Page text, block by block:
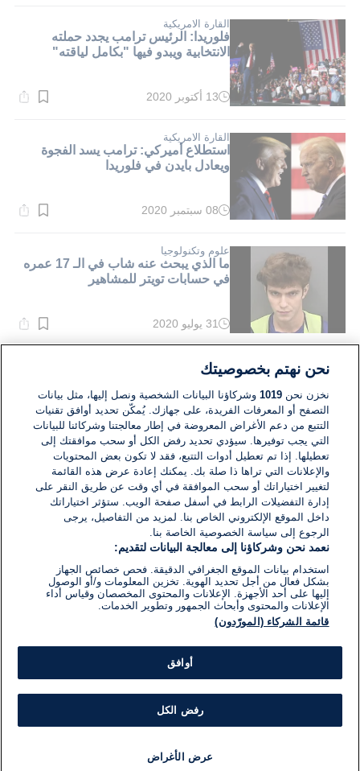
دقيقة.
القارة الامريكية
فلوريدا: الرئيس ترامب يجدد حملته
الانتخابية ويبدو فيها "بكامل لياقته"
وقت
دقيقة.
13 أكتوبر 2020
القارة الامريكية
استطلاع أميركي: ترامب يسد الفجوة
ويعادل بايدن في فلوريدا
وقت
دقيقة.
08 سبتمبر 2020
علوم وتكنولوجيا
ما الذي يبحث عنه شاب في الـ 17 عمره
في حسابات تويتر للمشاهير
وقت
دقيقة.
31 يوليو 2020
القارة الامريكية
السعودي منفذ الهجوم في قاعدة اميركية
وصف الولايات المتحدة بأنها "دولة شر"
وقت
القراءة:
1}
دقيقة.
07 ديسمبر 2019
نحن نهتم بخصوصيتك
نخزن نحن1019 وشركاؤنا البيانات الشخصية ونصل إليها، مثل بيانات
التصفح أو المعرفات الفريدة، على جهازك. يُمكّن تحديد أوافق تقنيات
التتبع من دعم الأغراض المعروضة في إطار معالجتنا وشركائنا للبيانات
التي يجب توفيرها. سيؤدي تحديد رفض الكل أو سحب موافقتك إلى
تعطيلها. إذا تم تعطيل أدوات التتبع، فقد لا تكون بعض المحتويات
والإعلانات التي تراها ذا صلة بك. يمكنك إعادة عرض هذه القائمة
لتغيير اختياراتك أو سحب الموافقة في أي وقت عن طريق النقر على
إدارة التفضيلات الرابط في أسفل صفحة الويب. ستؤثر اختياراتك
داخل الموقع الإلكتروني الخاص بنا. لمزيد من التفاصيل، يرجى
الرجوع إلى سياسة الخصوصية الخاصة بنا.
نعمد نحن وشركاؤنا إلى معالجة البيانات لتقديم:
استخدام بيانات الموقع الجغرافي الدقيقة. فحص خصائص الجهاز
بشكل فعال من أجل تحديد الهوية. تخزين المعلومات و/أو الوصول
إليها على أحد الأجهزة. الإعلانات والمحتوى المخصصان وقياس أداء
الإعلانات والمحتوى وأبحاث الجمهور وتطوير الخدمات.
قائمة الشركاء (المورّدون)
أوافق
رفض الكل
عرض الأغراض